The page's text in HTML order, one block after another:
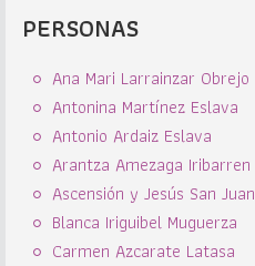
PERSONAS
Ana Mari Larrainzar Obrejo
Antonina Martínez Eslava
Antonio Ardaiz Eslava
Arantza Amezaga Iribarren
Ascensión y Jesús San Juan
Blanca Iriguibel Muguerza
Carmen Azcarate Latasa